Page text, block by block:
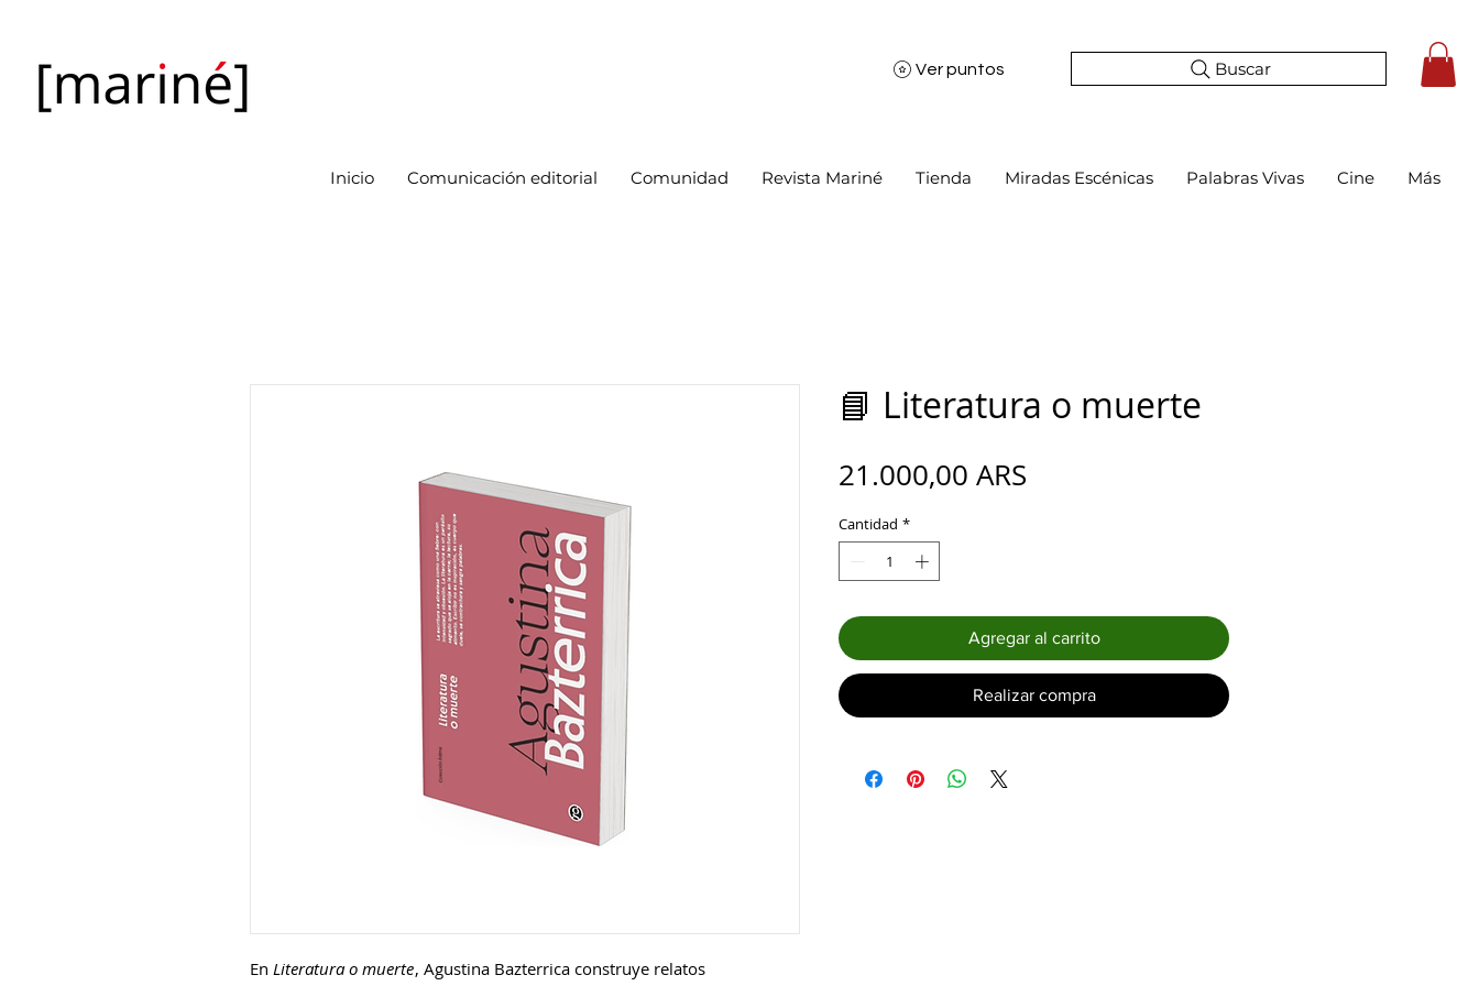
Ver puntos Buscar
Inicio Comunicación editorial Comunidad Revista Mariné Tienda Miradas Escénicas Palabras Vivas Cine Más
En Literatura o muerte, Agustina Bazterrica construye relatos
📘 Literatura o muerte
21.000,00 ARS
Cantidad *
Agregar al carrito
Realizar compra